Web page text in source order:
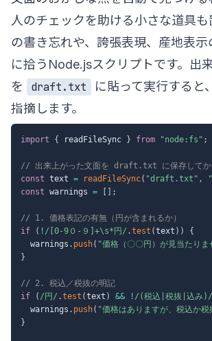
人のチェックを助ける小さな道具
の書き忘れや、誇張表現、産地表
に拾うNode.jsスクリプトです。出
を
draft.txt
に貼って実行すると
指摘します。
import { readFileSync } from "node:fs" ;
// 出来上がった文面を draft.txt に保存してか
const text = readFileSync( "draft.txt" ,
const warnings = ;
// 1. 価格表記の有無（円が含まれるか）
if
( ! / [0-9０-９]+\s*円 / .test (text ) )
{
  warnings
. push( "価格（〇〇円）が見当たり
}
// 2. 税込／税抜の明記
if
( / 円 / .test (text ) && ! / (税込|税抜|込み) /
  warnings
. push( "価格はありますが、税込か税
}